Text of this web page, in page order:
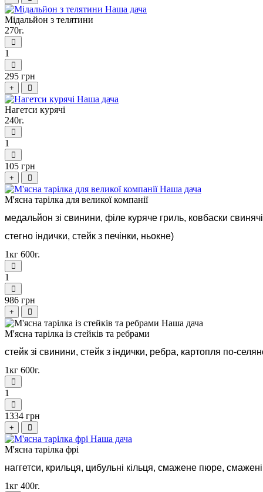
Мідальйон з телятини
270г.
1
295 грн
+
Нагетси курячі
240г.
1
105 грн
+
М'ясна тарілка для великої компанії
медальйон зі свинини, філе куряче гриль, ковбаски
стегно індички, стейк з печінки, ньокне)
1кг 600г.
1
986 грн
+
М'ясна тарілка із стейків та ребрами
стейк зі свинини, стейк з індички, ребра, картопля по-
1кг 600г.
1
1334 грн
+
М'ясна тарілка фрі
наггетси, крильця, цибульні кільця, смажене пюре,
1кг 400г.